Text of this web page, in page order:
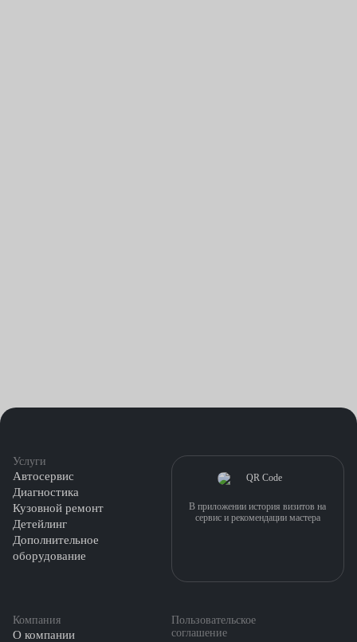
Услуги
Автосервис
Диагностика
Кузовной ремонт
Детейлинг
Дополнительное
оборудование
Компания
О компании
Пользовательское
соглашение
В приложении история визитов на
сервис и рекомендации мастера